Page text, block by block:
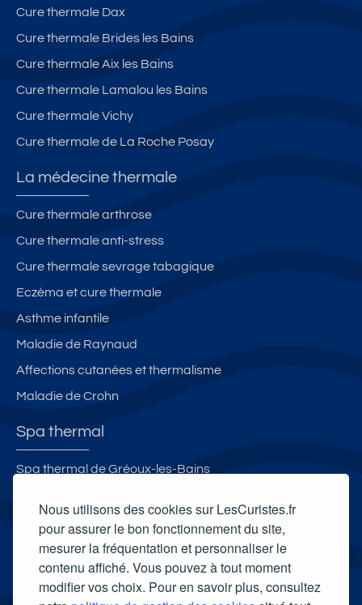
Nous utilisons des cookies sur LesCuristes.fr
pour assurer le bon fonctionnement du site,
mesurer la fréquentation et personnaliser le
contenu affiché. Vous pouvez à tout moment
modifier vos choix. Pour en savoir plus, consultez
Cure thermale Dax
Cure thermale Brides les Bains
Cure thermale Aix les Bains
Cure thermale Lamalou les Bains
Cure thermale Vichy
Cure thermale de La Roche Posay
La médecine thermale
Cure thermale arthrose
Cure thermale anti-stress
Cure thermale sevrage tabagique
Eczéma et cure thermale
Asthme infantile
Maladie de Raynaud
Affections cutanées et thermalisme
Maladie de Crohn
Spa thermal
Spa thermal de Gréoux-les-Bains
Spa thermal des Thermes du Mont-Dore
Carte cadeau spa Vichy
Carte cadeau spa Bagnoles-de-l'Orne